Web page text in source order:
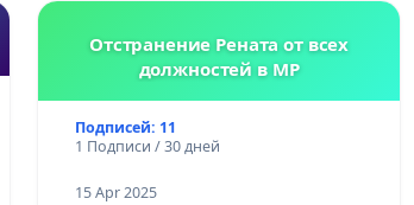
Отстранение Рената от всех
должностей в МР
Подписей: 11
1 Подписи / 30 дней
15 Apr 2025